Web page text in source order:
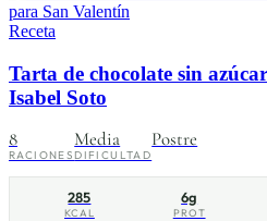
Receta
Tarta de chocolate sin
Isabel Soto
8
RACIONES
Media
DIFICULTAD
Postre
285
KCAL
6g
PROT